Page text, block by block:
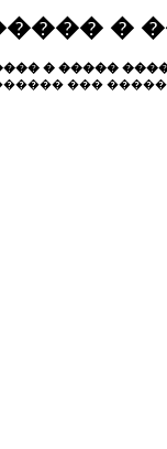
�
� �����
���